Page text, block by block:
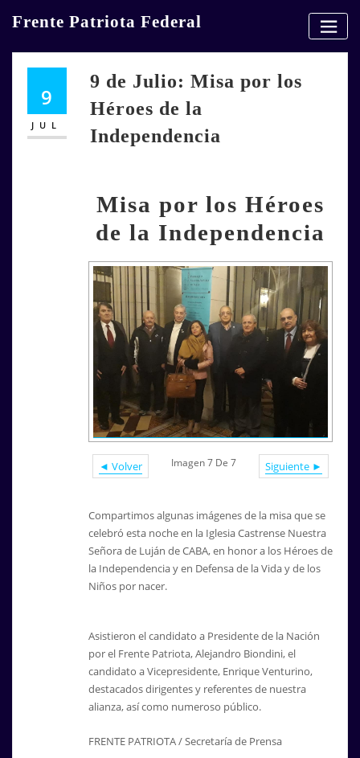
Frente Patriota Federal
9
JUL
9 de Julio: Misa por los
Héroes de la
Independencia
Misa por los Héroes
de la Independencia
◄ Volver Siguiente ►
Imagen 7 De 7
Compartimos algunas imágenes de la misa que se
celebró esta noche en la Iglesia Castrense Nuestra
Señora de Luján de CABA, en honor a los Héroes de
la Independencia y en Defensa de la Vida y de los
Niños por nacer.
Asistieron el candidato a Presidente de la Nación
por el Frente Patriota, Alejandro Biondini, el
candidato a Vicepresidente, Enrique Venturino,
destacados dirigentes y referentes de nuestra
alianza, así como numeroso público.
FRENTE PATRIOTA / Secretaría de Prensa